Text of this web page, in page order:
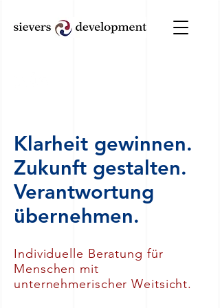
Klarheit gewinnen.
Zukunft gestalten.
Verantwortung
übernehmen.
Individuelle Beratung für
Menschen mit
unternehmerischer Weitsicht.